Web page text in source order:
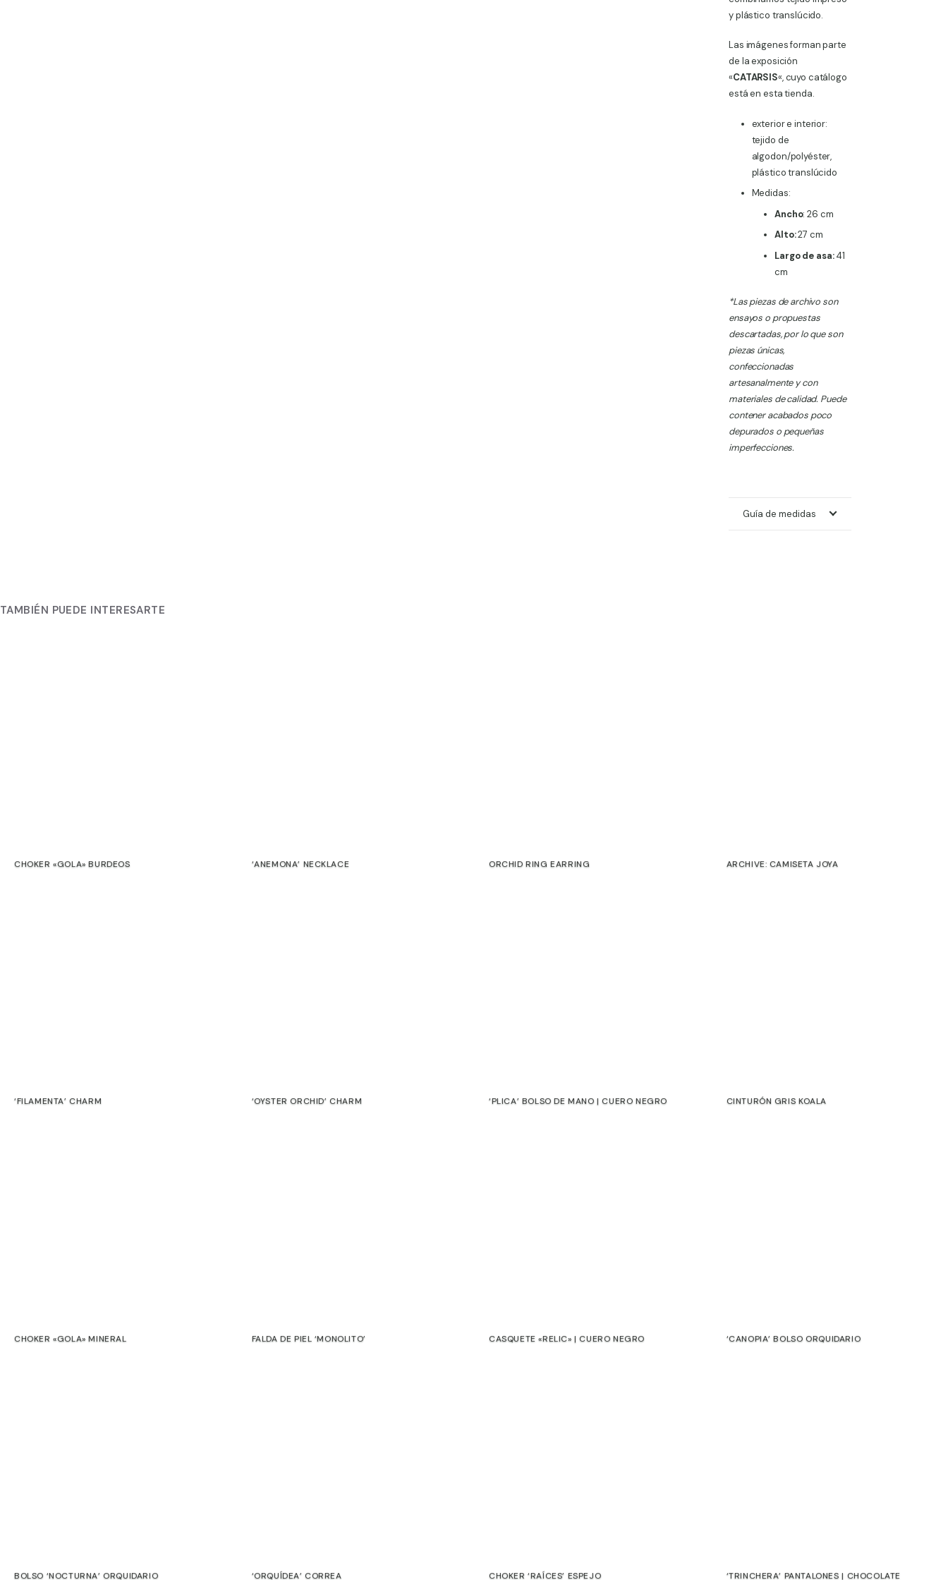
y plástico translúcido.
Las imágenes forman parte
de la exposición
«CATARSIS«, cuyo catálogo
está en esta tienda.
exterior e interior:
tejido de
algodon/polyéster,
plástico translúcido
Medidas:
Ancho: 26 cm
Alto:27 cm
Largo de asa:41
cm
*Las piezas de archivo son
ensayos o propuestas
descartadas, por lo que son
piezas únicas,
confeccionadas
artesanalmente y con
materiales de calidad. Puede
contener acabados poco
depurados o pequeñas
imperfecciones.
Guía de medidas
TAMBIÉN PUEDE INTERESARTE
CHOKER «GOLA» BURDEOS
‘ANEMONA’ NECKLACE
ORCHID RING EARRING
ARCHIVE: CAMISETA JOYA
‘FILAMENTA’ CHARM
‘OYSTER ORCHID’ CHARM
‘PLICA’ BOLSO DE MANO | CUERO NEGRO
CINTURÓN GRIS KOALA
CHOKER «GOLA» MINERAL
FALDA DE PIEL ‘MONOLITO’
CASQUETE «RELIC» | CUERO NEGRO
‘CANOPIA’ BOLSO ORQUIDARIO
BOLSO ‘NOCTURNA’ ORQUIDARIO ‘ORQUÍDEA’ CORREA CHOKER ‘RAÍCES’ ESPEJO ‘TRINCHERA’ PANTALONES | CHOCOLATE